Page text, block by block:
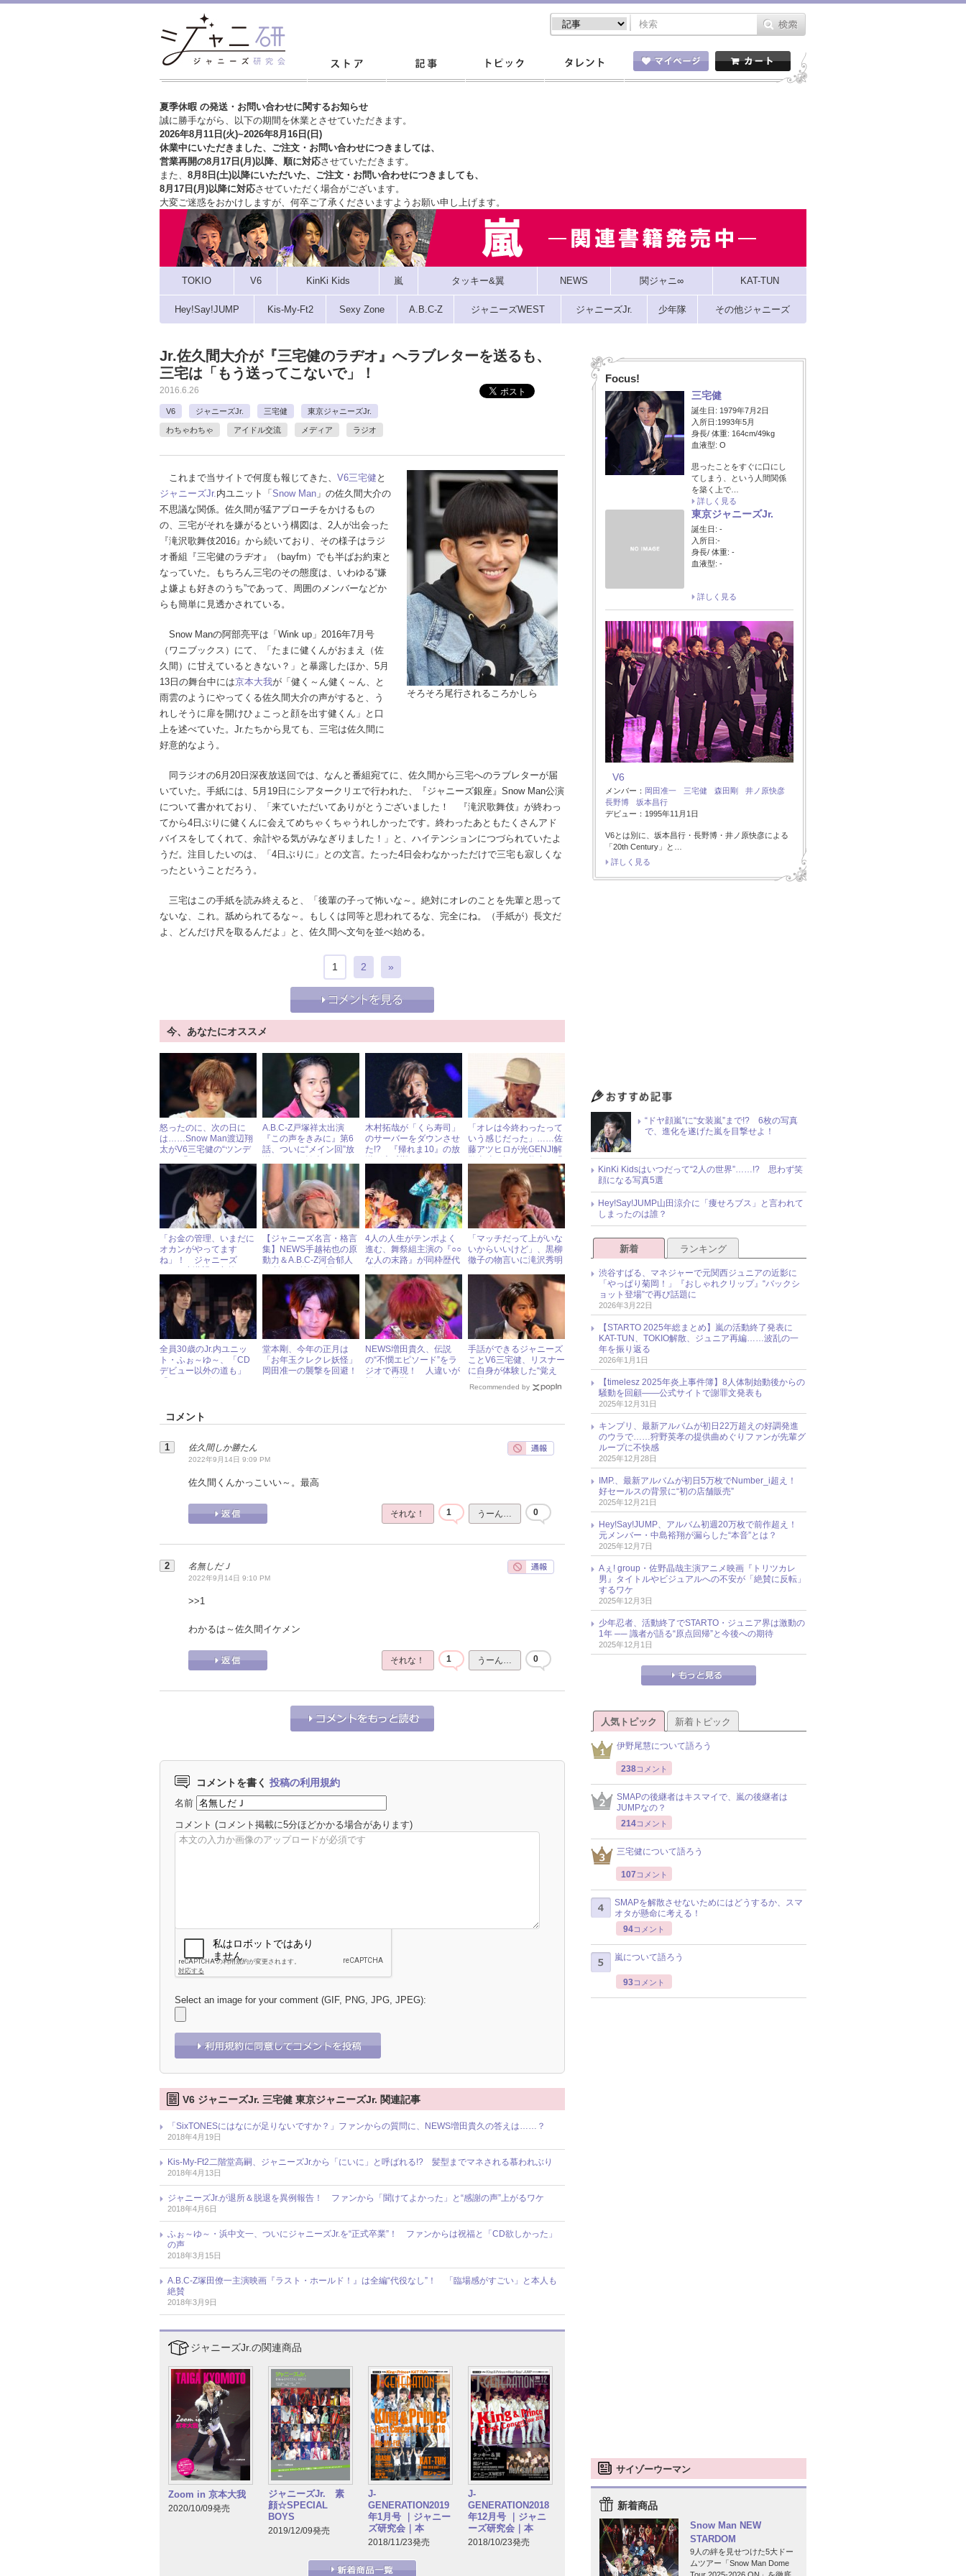
夏季休暇 の発送・お問い合わせに関するお知らせ
誠に勝手ながら、以下の期間を休業とさせていただきます。
2026年8月11日(火)~2026年8月16日(日)
休業中にいただきました、ご注文・お問い合わせにつきましては、
営業再開の8月17日(月)以降、順に対応させていただきます。
また、 8月8日(土)以降にいただいた、ご注文・ お問い合わせにつきましても、
8月17日(月)以降に対応させていただく場合がございます。
大変ご迷惑をおかけしますが、 何卒ご了承くださいますようお願い申し上げます。
TOKIO V6 KinKi Kids 嵐 タッキー&翼 NEWS 関ジャニ∞ KAT-TUN
Hey!Say!JUMP Kis-My-Ft2 Sexy Zone A.B.C-Z ジャニーズWEST ジャニーズJr. 少年隊 その他ジャニーズ
Jr.佐久間大介が『三宅健のラヂオ』へラブレターを送るも、
三宅は「もう送ってこないで」！
2016.6.26
V6 ジャニーズJr. 三宅健 東京ジャニーズJr.
わちゃわちゃ アイドル交流 メディア ラジオ
そろそろ尾行されるころかしら
これまで当サイトで何度も報じてきた、 V6三宅健 と
ジャニーズJr.内ユニット「 Snow Man 」の佐久間大介の
不思議な関係。佐久間が猛アプローチをかけるもの
の、三宅がそれを嫌がるという構図は、2人が出会った
『滝沢歌舞伎2016』から続いており、その様子はラジ
オ番組『三宅健のラヂオ』（bayfm）でも半ばお約束と
なっていた。もちろん三宅のその態度は、いわゆる“嫌
よ嫌よも好きのうち”であって、周囲のメンバーなどか
らも簡単に見透かされている。
Snow Manの阿部亮平は「Wink up」2016年7月号
（ワニブックス）にて、「たまに健くんがおまえ（佐
久間）に甘えているときない？」と暴露したほか、5月
13日の舞台中には京本大我が「健く～ん健く～ん、と
雨雲のようにやってくる佐久間大介の声がすると、う
れしそうに扉を開けひょこっと顔を出す健くん」と口
上を述べていた。Jr.たちから見ても、三宅は佐久間に
好意的なよう。
同ラジオの6月20日深夜放送回では、なんと番組宛てに、佐久間から三宅へのラブレターが届
いていた。手紙には、5月19日にシアタークリエで行われた、『ジャニーズ銀座』Snow Man公演
について書かれており、「来ていただいてありがとうございました！ 『滝沢歌舞伎』が終わっ
てから4日ぶりに健くんに会えてめちゃくちゃうれしかったです。終わったあともたくさんアド
バイスをしてくれて、余計やる気がみなぎりました！」と、ハイテンションにつづられていたよ
うだ。注目したいのは、「4日ぶりに」との文言。たった4日会わなかっただけで三宅も寂しくな
ったということだろう。
三宅はこの手紙を読み終えると、「後輩の子って怖いな～。絶対にオレのことを先輩と思って
ないな、これ。舐められてるな～。もしくは同等と思われてるな、完全にね。（手紙が）長文だ
よ、どんだけ尺を取るんだよ」と、佐久間へ文句を並べ始める。
1 2 »
今、あなたにオススメ
怒ったのに、次の日に
は……Snow Man渡辺翔
太がV6三宅健の“ツンデ
A.B.C-Z戸塚祥太出演
『この声をきみに』第6
話、ついに“メイン回”放
木村拓哉が「くら寿司」
のサーバーをダウンさせ
た!? 『帰れま10』の放
「オレは今終わったって
いう感じだった」……佐
藤アツヒロが光GENJI解
かす
「お金の管理、いまだに
オカンがやってます
ね」！ ジャニーズ
財布事情”
【ジャニーズ名言・格言
集】NEWS手越祐也の原
動力＆A.B.C-Z河合郁人
は？
4人の人生がテンポよく
進む、舞祭組主演の『○○
な人の末路』が同枠歴代
「マッチだって上がいな
いからいいけど」、黒柳
徹子の物言いに滝沢秀明
全員30歳のJr.内ユニッ
ト・ふぉ～ゆ～、「CD
デビュー以外の道も」
堂本剛、今年の正月は
「お年玉クレクレ妖怪」
岡田准一の襲撃を回避！
NEWS増田貴久、伝説
の“不憫エピソード”をラ
ジオで再現！ 人違いが
手話ができるジャニーズ
ことV6三宅健、リスナー
に自身が体験した“覚え
授！
Recommended by
コメント
佐久間しか勝たん
2022年9月14日 9:09 PM
佐久間くんかっこいい～。最高
それな！ 1 うーん… 0
名無しだＪ
2022年9月14日 9:10 PM
>>1
わかるは～佐久間イケメン
それな！ 1 うーん… 0
コメントを書く 投稿の利用規約
名前
コメント (コメント掲載に5分ほどかかる場合があります)
Select an image for your comment (GIF, PNG, JPG, JPEG):
V6 ジャニーズJr. 三宅健 東京ジャニーズJr. 関連記事
「SixTONESにはなにが足りないですか？」ファンからの質問に、NEWS増田貴久の答えは……？
2018年4月19日
Kis-My-Ft2二階堂高嗣、ジャニーズJr.から「にいに」と呼ばれる!? 髪型までマネされる慕われぶり
2018年4月13日
ジャニーズJr.が退所＆脱退を異例報告！ ファンから「聞けてよかった」と“感謝の声”上がるワケ
2018年4月6日
ふぉ～ゆ～・浜中文一、ついにジャニーズJr.を“正式卒業”！ ファンからは祝福と「CD欲しかった」
の声
2018年3月15日
A.B.C-Z塚田僚一主演映画『ラスト・ホールド！』は全編“代役なし”！ 「臨場感がすごい」と本人も
絶賛
2018年3月9日
ジャニーズJr.の関連商品
Zoom in 京本大我
2020/10/09発売
ジャニーズJr. 素
顔☆SPECIAL
BOYS
2019/12/09発売
J-
GENERATION2019
年1月号 ｜ジャニー
ズ研究会｜本
2018/11/23発売
J-
GENERATION2018
年12月号 ｜ジャニ
ーズ研究会｜本
2018/10/23発売
Focus!
三宅健
誕生日: 1979年7月2日
入所日:1993年5月
身長/ 体重: 164cm/49kg
血液型: O
思ったことをすぐに口にし
てしまう、という人間関係
を築く上で…
詳しく見る
東京ジャニーズJr.
誕生日: -
入所日:-
身長/ 体重: -
血液型: -
詳しく見る
V6
メンバー： 岡田准一 三宅健 森田剛
井ノ原快彦
長野博
坂本昌行
デビュー：1995年11月1日
V6とは別に、坂本昌行・長野博・井ノ原快彦による
「20th Century」と…
詳しく見る
“ドヤ顔嵐”に“女装嵐”まで!? 6枚の写真
で、進化を遂げた嵐を目撃せよ！
KinKi Kidsはいつだって“2人の世界”……!? 思わず笑
顔になる写真5選
Hey!Say!JUMP山田涼介に「痩せろブス」と言われて
しまったのは誰？
新着 ランキング
渋谷すばる、マネジャーで元関西ジュニアの近影に
「やっぱり菊岡！」『おしゃれクリップ』“バックシ
ョット登場”で再び話題に
2026年3月22日
【STARTO 2025年総まとめ】嵐の活動終了発表に
KAT-TUN、TOKIO解散、ジュニア再編……波乱の一
年を振り返る
2026年1月1日
【timelesz 2025年炎上事件簿】8人体制始動後からの
騒動を回顧――公式サイトで謝罪文発表も
2025年12月31日
キンプリ、最新アルバムが初日22万超えの好調発進
のウラで……狩野英孝の提供曲めぐりファンが先輩グ
ループに不快感
2025年12月28日
IMP.、最新アルバムが初日5万枚でNumber_i超え！
好セールスの背景に“初の店舗販売”
2025年12月21日
Hey!Say!JUMP、アルバム初週20万枚で前作超え！
元メンバー・中島裕翔が漏らした“本音”とは？
2025年12月7日
Aぇ! group・佐野晶哉主演アニメ映画『トリツカレ
男』タイトルやビジュアルへの不安が「絶賛に反転」
するワケ
2025年12月3日
少年忍者、活動終了でSTARTO・ジュニア界は激動の
1年 ── 識者が語る“原点回帰”と今後への期待
2025年12月1日
人気トピック 新着トピック
伊野尾慧について語ろう
238コメント
SMAPの後継者はキスマイで、嵐の後継者は
JUMPなの？
214コメント
三宅健について語ろう
107 コメント
SMAPを解散させないためにはどうするか、スマ
オタが懸命に考える！
94コメント
嵐について語ろう
93コメント
サイゾーウーマン
新着商品
Snow Man NEW
STARDOM
9人の絆を見せつけた5大ドー
ムツアー「Snow Man Dome